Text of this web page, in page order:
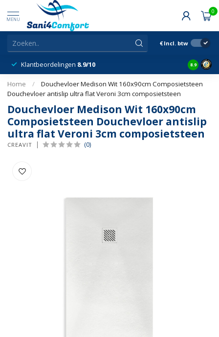
MENU
0
€ Incl. btw
Klantbeordelingen 8.9/10 8.9
Home /
Douchevloer Medison Wit 160x90cm Composietsteen
Douchevloer antislip ultra flat Veroni 3cm composietsteen
Douchevloer Medison Wit 160x90cm
Composietsteen Douchevloer antislip
ultra flat Veroni 3cm composietsteen
CREAVIT (0)